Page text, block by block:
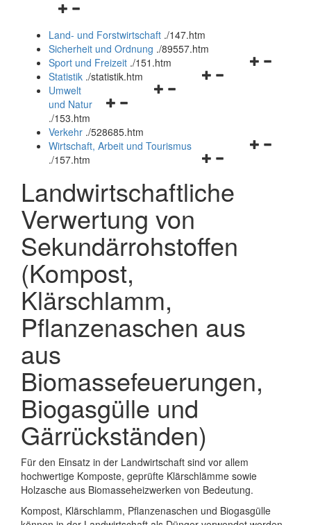
Navigationsmenü
und
schließen
Land- und Forstwirtschaft ./147.htm
Sicherheit und Ordnung ./89557.htm
Navigationsmenü
Sport und Freizeit ./151.htm
Navigationsmenü
Statistik ./statistik.htm
Navigationsmenü
und
schließen
Umwelt
und Natur
./153.htm
Verkehr ./528685.htm
Navigationsmenü
und
schließen
Wirtschaft, Arbeit und Tourismus
./157.htm
Landwirtschaftliche
Verwertung von
Sekundärrohstoffen
(Kompost,
Klärschlamm,
Pflanzenaschen aus
aus
Biomassefeuerungen,
Biogasgülle und
Gärrückständen)
Für den Einsatz in der Landwirtschaft sind vor allem
hochwertige Komposte, geprüfte Klärschlämme sowie
Holzasche aus Biomasseheizwerken von Bedeutung.
Kompost, Klärschlamm, Pflanzenaschen und Biogasgülle